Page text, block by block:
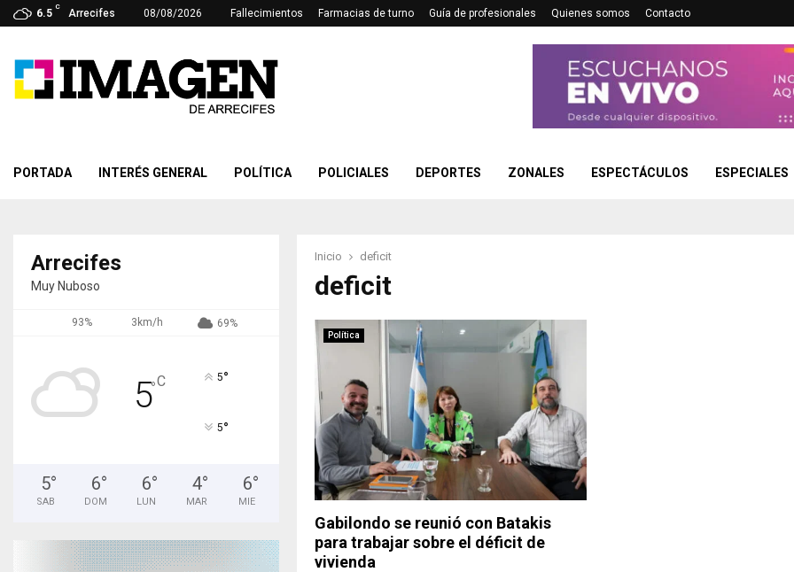
6.5
C
Arrecifes 08/08/2026 Fallecimientos Farmacias de turno Guía de profesionales Quienes somos Contacto
PORTADA INTERÉS GENERAL POLÍTICA POLICIALES DEPORTES ZONALES ESPECTÁCULOS ESPECIALES
Inicio deficit
deficit
Política
Gabilondo se reunió con Batakis
para trabajar sobre el déficit de
vivienda
Arrecifes
Muy Nuboso
93% 3km/h 69%
5°C 5°
5°
5°
SAB
6°
DOM
6°
LUN
4°
MAR
6°
MIE